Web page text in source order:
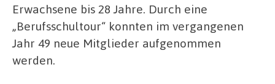
Erwachsene bis 28 Jahre. Durch eine
„Berufsschultour“ konnten im vergangenen
Jahr 49 neue Mitglieder aufgenommen
werden.